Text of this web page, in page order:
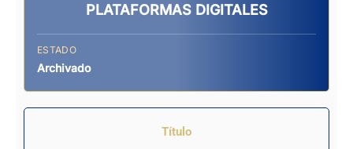
PLATAFORMAS DIGITALES
ESTADO
Archivado
Título